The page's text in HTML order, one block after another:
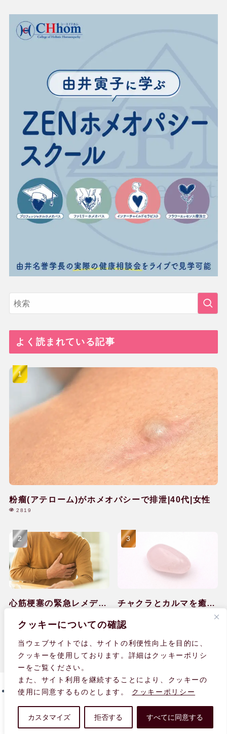
クッキーについての確認
当ウェブサイトでは、サイトの利便性向上を目的に、
クッキーを使用しております。詳細はクッキーポリシ
ーをご覧ください。
また、サイト利用を継続することにより、クッキーの
使用に同意するものとします。
クッキーポリシー
カスタマイズ 拒否する すべてに同意する
よく読まれている記事
粉瘤(アテローム)がホメオパシーで排泄|40代|女性
2819
心筋梗塞の緊急レメディ
代|男性
チャクラとカルマを癒し
た|40代|女性
個人情報の取り扱いについて
サイト内検索・サイトマップ
利用規約
関連リンク fromUK